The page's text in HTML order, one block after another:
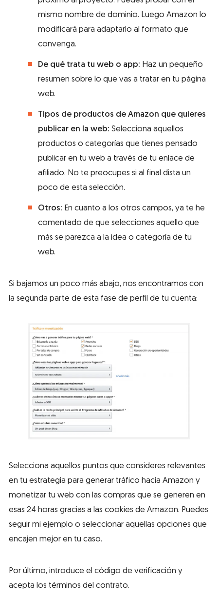
mismo nombre de dominio. Luego Amazon lo
modificará para adaptarlo al formato que
convenga.
De qué trata tu web o app: Haz un pequeño
resumen sobre lo que vas a tratar en tu página
web.
Tipos de productos de Amazon que quieres
publicar en la web: Selecciona aquellos
productos o categorías que tienes pensado
publicar en tu web a través de tu enlace de
afiliado. No te preocupes si al final dista un
poco de esta selección.
Otros: En cuanto a los otros campos, ya te he
comentado de que selecciones aquello que
más se parezca a la idea o categoría de tu
web.
Si bajamos un poco más abajo, nos encontramos con
la segunda parte de esta fase de perfil de tu cuenta:
Selecciona aquellos puntos que consideres relevantes
en tu estrategia para generar tráfico hacia Amazon y
monetizar tu web con las compras que se generen en
esas 24 horas gracias a las cookies de Amazon. Puedes
seguir mi ejemplo o seleccionar aquellas opciones que
encajen mejor en tu caso.
Por último, introduce el código de verificación y
acepta los términos del contrato.